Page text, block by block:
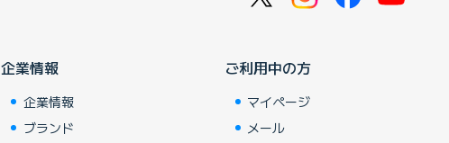
企業情報
企業情報
ブランド
ご利用中の方
マイページ
メール